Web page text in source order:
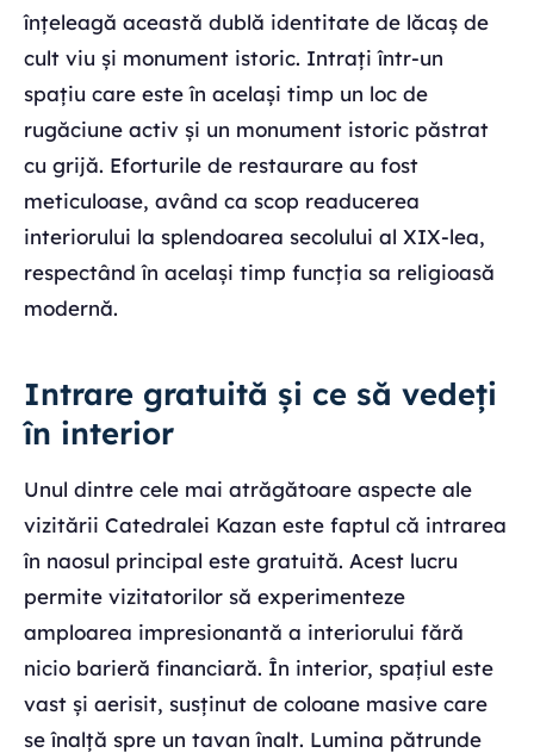
înțeleagă această dublă identitate de lăcaș de
cult viu și monument istoric. Intrați într-un
spațiu care este în același timp un loc de
rugăciune activ și un monument istoric păstrat
cu grijă. Eforturile de restaurare au fost
meticuloase, având ca scop readucerea
interiorului la splendoarea secolului al XIX-lea,
respectând în același timp funcția sa religioasă
modernă.
Intrare gratuită și ce să vedeți
în interior
Unul dintre cele mai atrăgătoare aspecte ale
vizitării Catedralei Kazan este faptul că intrarea
în naosul principal este gratuită. Acest lucru
permite vizitatorilor să experimenteze
amploarea impresionantă a interiorului fără
nicio barieră financiară. În interior, spațiul este
vast și aerisit, susținut de coloane masive care
se înalță spre un tavan înalt. Lumina pătrunde